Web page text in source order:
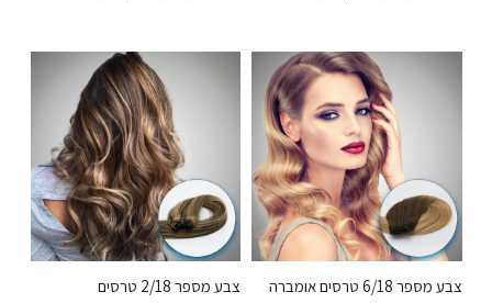
צבע מספר 6/18 טרסים אומברה
צבע מספר 2/18 טרסים